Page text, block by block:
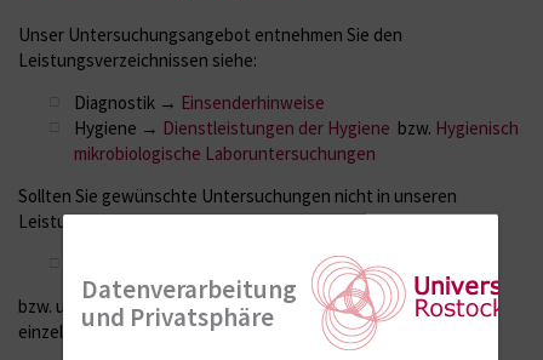
Unser Untersuchungsangebot entnehmen Sie den
Leistungsverzeichnissen siehe:
Diagnostik → Einsenderhinweise
Hygiene → Dienstleistungen der Hygiene bzw. Hygienisch
mikrobiologische Laboruntersuchungen
Sollten Sie gewünschte Untersuchungen nicht in unseren
Leistungsverzeichnissen finden, rufen Sie uns bitte unter
bzw. unter einer der unten aufgeführten Telefonnummern der
einzelnen Laborbereiche an.
Datenverarbeitung
und Privatsphäre